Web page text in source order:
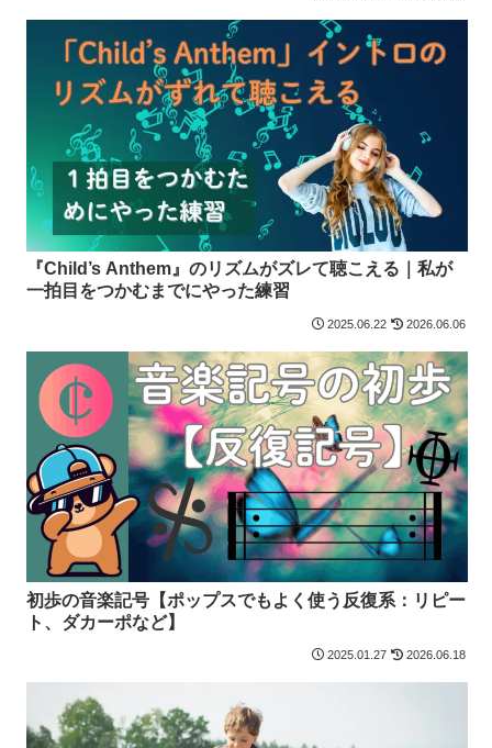
『Child’s Anthem』のリズムがズレて聴こえる｜私が
一拍目をつかむまでにやった練習
2025.06.22 2026.06.06
初歩の音楽記号【ポップスでもよく使う反復系：リピー
ト、ダカーポなど】
2025.01.27 2026.06.18